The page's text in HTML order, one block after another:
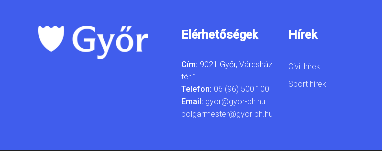
Elérhetőségek
Cím: 9021 Győr, Városház
tér 1.
Telefon: 06 (96) 500 100
Email: gyor@gyor-ph.hu
polgarmester@gyor-ph.hu
Hírek
Civil hírek
Sport hírek